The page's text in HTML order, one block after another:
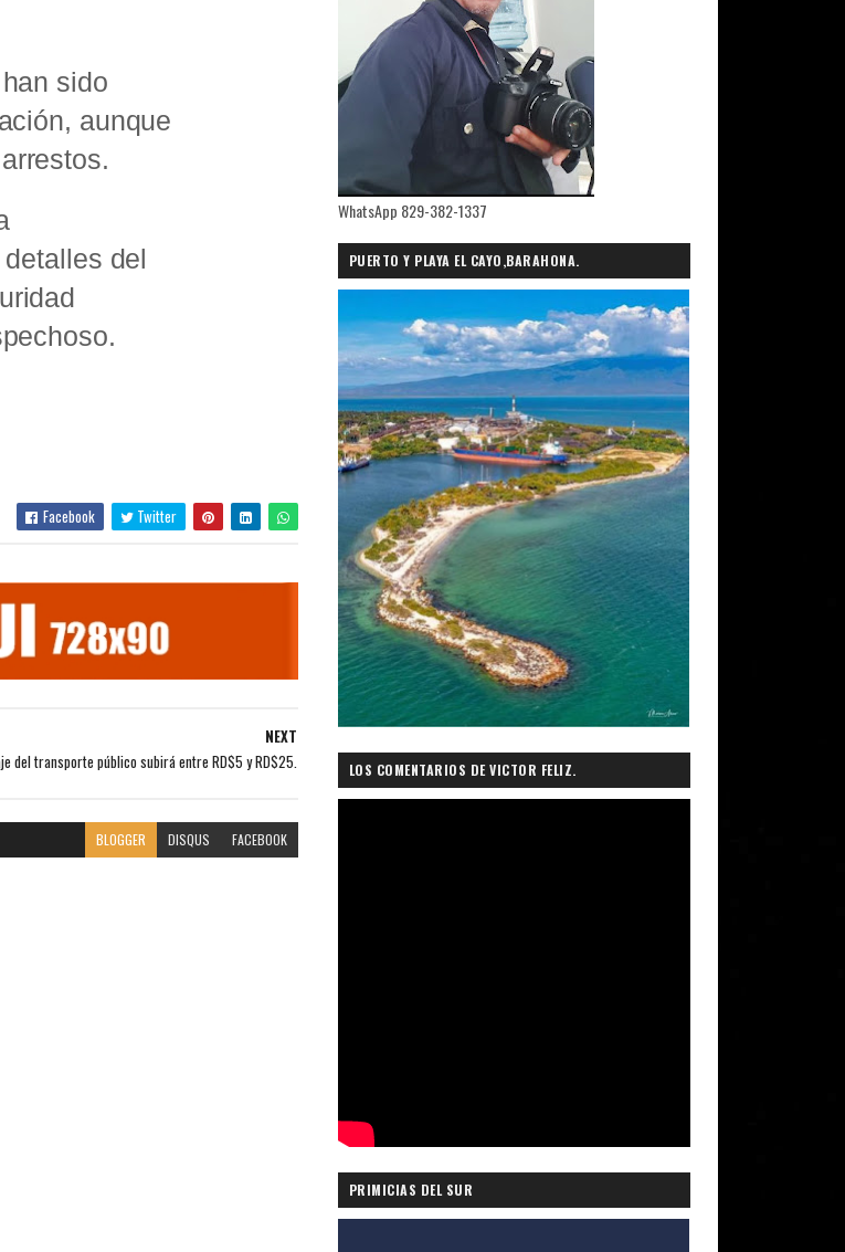
sido
aunque
del
Facebook Twitter
NEXT
del transporte público subirá entre RD$5 y RD$25.
BLOGGER DISQUS FACEBOOK
WhatsApp 829-382-1337
PUERTO Y PLAYA EL CAYO,BARAHONA.
LOS COMENTARIOS DE VICTOR FELIZ.
PRIMICIAS DEL SUR